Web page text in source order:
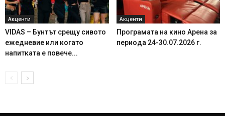
Акценти
VIDAS – Бунтът срещу сивото
ежедневие или когато
напитката е повече...
Акценти
Програмата на кино Арена за
периода 24-30.07.2026 г.